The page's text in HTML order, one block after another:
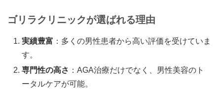
ゴリラクリニックが選ばれる理由
実績豊富 ：多くの男性患者から高い評価を受けていま
す。
専門性の高さ ：AGA治療だけでなく、男性美容のト
ータルケアが可能。